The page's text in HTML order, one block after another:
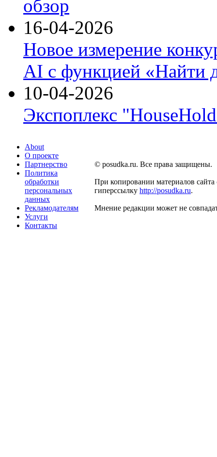
обзор
16-04-2026
Новое измерение
AI с функцией «Найти
10-04-2026
Экспоплекс
About
О проекте
Партнерство
Политика
обработки
персональных
данных
Рекламодателям
Услуги
Контакты
© posudka.ru. Все права защищены.
При копировании материалов сайта
гиперссылку http://posudka.ru.
Мнение редакции может не